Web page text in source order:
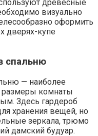
древесные
визуально
оформить
дверях-купе
спальню
— наиболее
размеры комнаты
Здесь гардероб
хранения вещей, но
зеркала, трюмо
дамский будуар.